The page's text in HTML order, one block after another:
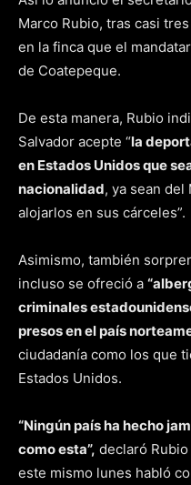
Marco Rubio, tras casi
en la finca que el
de Coatepeque.
De esta manera, Rubio
Salvador acepte “la
en Estados Unidos que
nacionalidad, ya sean del
alojarlos en sus cárceles”.
Asimismo, también
incluso se ofreció a
criminales
presos en el país
ciudadanía como los que
Estados Unidos.
“Ningún país ha hecho
como esta”, declaró
este mismo lunes habló